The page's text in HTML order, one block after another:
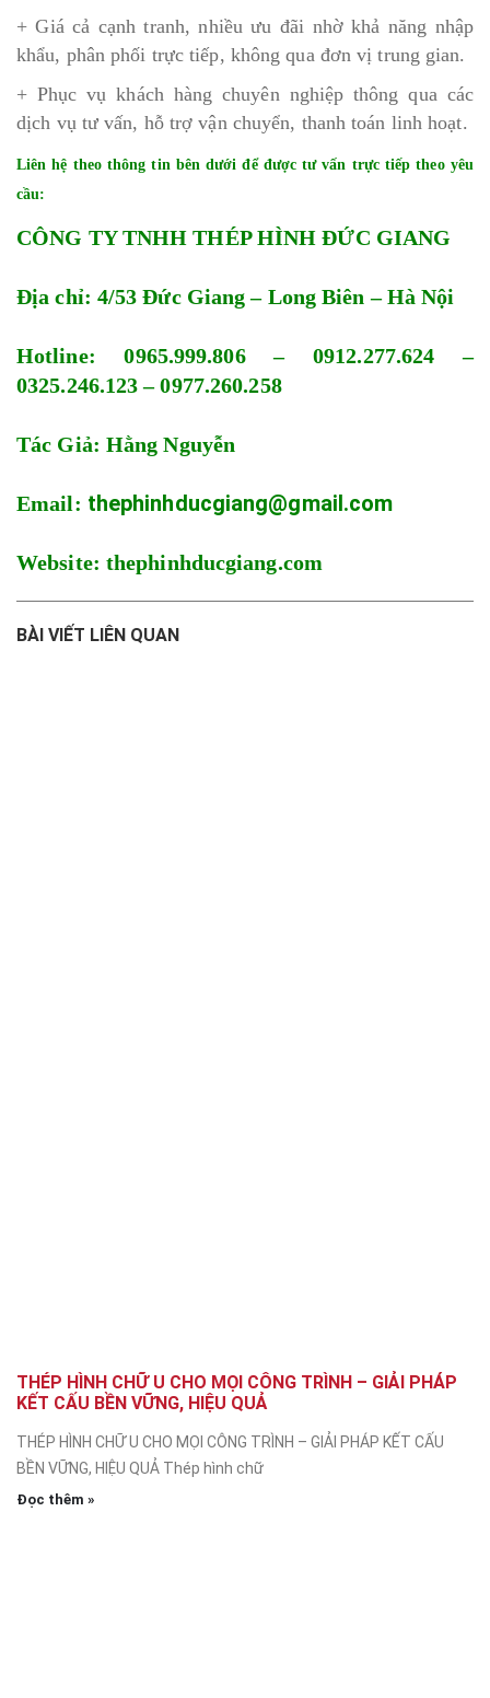
+ Giá cả cạnh tranh, nhiều ưu đãi nhờ khả năng nhập
khẩu, phân phối trực tiếp, không qua đơn vị trung gian.
+ Phục vụ khách hàng chuyên nghiệp thông qua các
dịch vụ tư vấn, hỗ trợ vận chuyển, thanh toán linh hoạt.
Liên hệ theo thông tin bên dưới để được tư vấn trực tiếp theo yêu
cầu:
CÔNG TY TNHH THÉP HÌNH ĐỨC GIANG
Địa chỉ: 4/53 Đức Giang – Long Biên – Hà Nội
Hotline: 0965.999.806 – 0912.277.624 –
0325.246.123 – 0977.260.258
Tác Giả: Hằng Nguyễn
Email: thephinhducgiang@gmail.com
Website: thephinhducgiang.com
BÀI VIẾT LIÊN QUAN
THÉP HÌNH CHỮ U CHO MỌI CÔNG TRÌNH – GIẢI PHÁP
KẾT CẤU BỀN VỮNG, HIỆU QUẢ
THÉP HÌNH CHỮ U CHO MỌI CÔNG TRÌNH – GIẢI PHÁP KẾT CẤU
BỀN VỮNG, HIỆU QUẢ Thép hình chữ
Đọc thêm »